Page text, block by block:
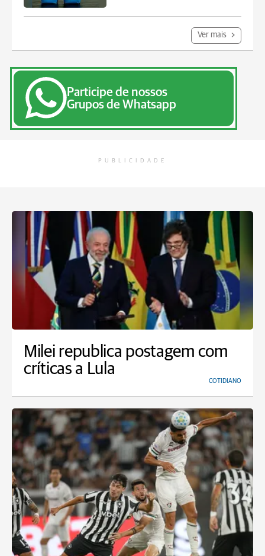
Ver mais
Participe de nossos
Grupos de Whatsapp
PUBLICIDADE
Milei republica postagem com
críticas a Lula
COTIDIANO